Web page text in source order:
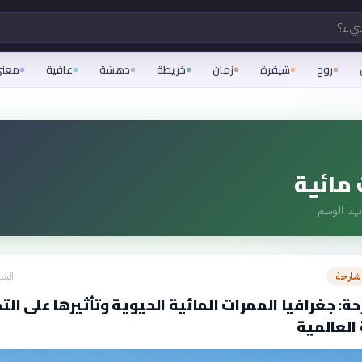
روح شيفرة زمان خريطة دهشة عافية
الوسم
جغرافيا الممرات المائية الحيوية وتأثيرها على